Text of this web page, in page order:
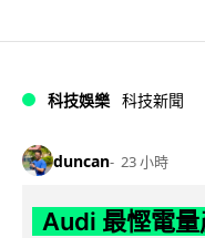
科技娛樂 科技新聞
duncan 23 小時
Audi 最慳電